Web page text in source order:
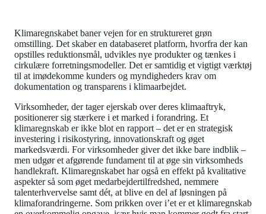
Klimaregnskabet baner vejen for en struktureret grøn
omstilling. Det skaber en databaseret platform, hvorfra der kan
opstilles reduktionsmål, udvikles nye produkter og tænkes i
cirkulære forretningsmodeller. Det er samtidig et vigtigt værktøj
til at imødekomme kunders og myndigheders krav om
dokumentation og transparens i klimaarbejdet.
Virksomheder, der tager ejerskab over deres klimaaftryk,
positionerer sig stærkere i et marked i forandring. Et
klimaregnskab er ikke blot en rapport – det er en strategisk
investering i risikostyring, innovationskraft og øget
markedsværdi. For virksomheder giver det ikke bare indblik –
men udgør et afgørende fundament til at øge sin virksomheds
handlekraft. Klimaregnskabet har også en effekt på kvalitative
aspekter så som øget medarbejdertilfredshed, nemmere
talenterhvervelse samt dét, at blive en del af løsningen på
klimaforandringerne. Som prikken over i’et er et klimaregnskab